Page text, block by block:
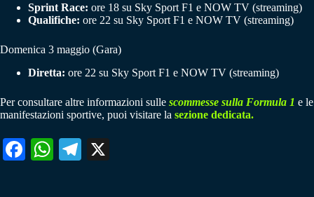
Sprint Race: ore 18 su Sky Sport F1 e NOW TV (streaming)
Qualifiche: ore 22 su Sky Sport F1 e NOW TV (streaming)
Domenica 3 maggio (Gara)
Diretta: ore 22 su Sky Sport F1 e NOW TV (streaming)
Per consultare altre informazioni sulle scommesse sulla Formula 1 e le
manifestazioni sportive, puoi visitare la sezione dedicata.
Fa W
Te